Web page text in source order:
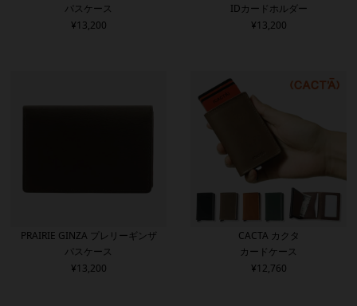
ー
パスケース
¥13,200
IDカードホルダー
¥13,200
PRAIRIE GINZA プレリーギンザ
パスケース
¥13,200
CACTA カクタ
カードケース
¥12,760